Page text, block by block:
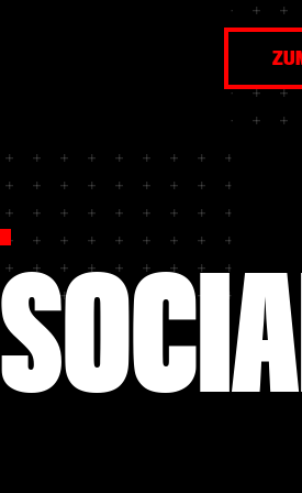
Sommer von Real Betis Sevilla nach
Leverkusen gewechselt war, erstmals
auch den Fragen der Medienvertreter.